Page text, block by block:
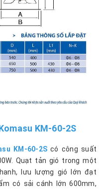
KM-60-2S
KM-60-2S có công suất
Quạt tản gió trong một
lưu lượng gió lớn đạt
có sải cánh lớn 600mm,